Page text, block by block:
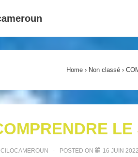
Home › Non classé ›
CILOCAMEROUN POSTED ON 16 JUIN 2022